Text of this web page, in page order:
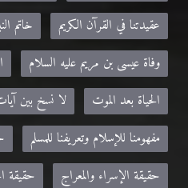
عقيدتنا في القرآن الكريم
خاتم
وفاة عيسى بن مريم عليه السلام
الحياة بعد الموت
لا نسخ بين
مفهومنا للإسلام وتعريفنا للمسلم
حقيقة الإسراء والمعراج
حقيقة